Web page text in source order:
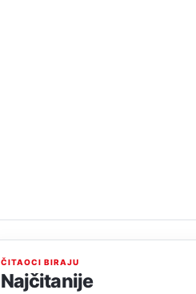
ČITAOCI BIRAJU
Najčitanije